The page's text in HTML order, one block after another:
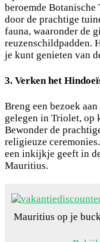
beroemde Botanische
door de prachtige
fauna, waaronder de
reuzenschildpadden.
je kunt genieten van
3. Verken het
Breng een bezoek
gelegen in Triolet, op
Bewonder de
religieuze
een inkijkje geeft in
Mauritius.
Mauritius op je